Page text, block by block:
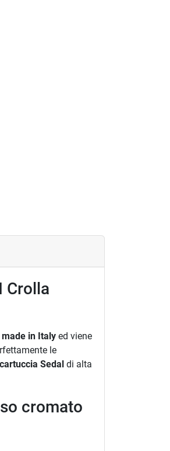
Crolla
made in Italy ed viene
le
cartuccia Sedal di alta
cromato